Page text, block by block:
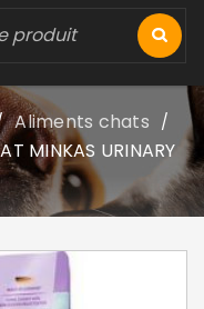
Aliments chats /
MINKAS URINARY